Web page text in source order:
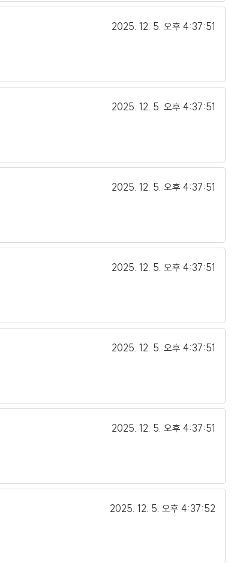
2025. 12. 5. 오후 4:37:51
2025. 12. 5. 오후 4:37:51
2025. 12. 5. 오후 4:37:51
2025. 12. 5. 오후 4:37:51
2025. 12. 5. 오후 4:37:51
2025. 12. 5. 오후 4:37:51
2025. 12. 5. 오후 4:37:52